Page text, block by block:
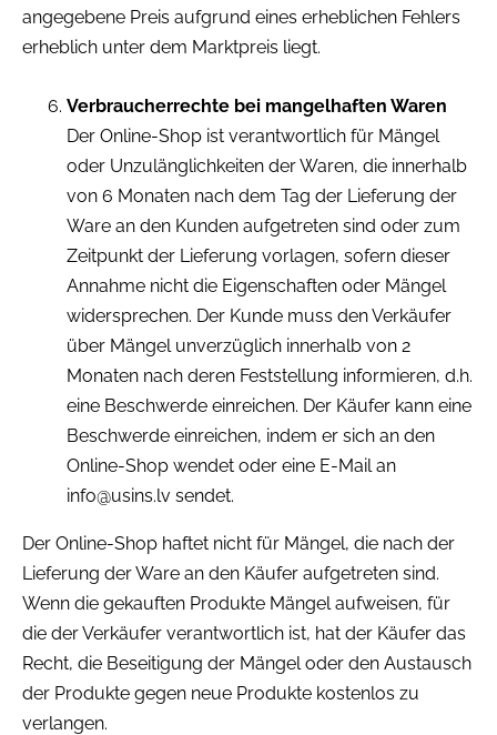
angegebene Preis aufgrund eines erheblichen Fehlers
erheblich unter dem Marktpreis liegt.
Verbraucherrechte bei mangelhaften Waren
Der Online-Shop ist verantwortlich für Mängel
oder Unzulänglichkeiten der Waren, die innerhalb
von 6 Monaten nach dem Tag der Lieferung der
Ware an den Kunden aufgetreten sind oder zum
Zeitpunkt der Lieferung vorlagen, sofern dieser
Annahme nicht die Eigenschaften oder Mängel
widersprechen. Der Kunde muss den Verkäufer
über Mängel unverzüglich innerhalb von 2
Monaten nach deren Feststellung informieren, d.h.
eine Beschwerde einreichen. Der Käufer kann eine
Beschwerde einreichen, indem er sich an den
Online-Shop wendet oder eine E-Mail an
info@usins.lv sendet.
Der Online-Shop haftet nicht für Mängel, die nach der
Lieferung der Ware an den Käufer aufgetreten sind.
Wenn die gekauften Produkte Mängel aufweisen, für
die der Verkäufer verantwortlich ist, hat der Käufer das
Recht, die Beseitigung der Mängel oder den Austausch
der Produkte gegen neue Produkte kostenlos zu
verlangen.